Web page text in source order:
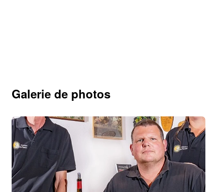
Galerie de photos